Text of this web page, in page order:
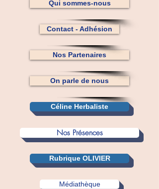
Qui sommes-nous
Contact - Adhésion
Nos Partenaires
On parle de nous
Céline Herbaliste
Nos Présences
Rubrique OLIVIER
Médiathèque